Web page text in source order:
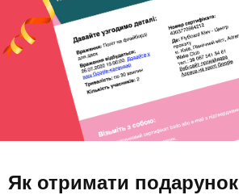
Як отримати подарунок